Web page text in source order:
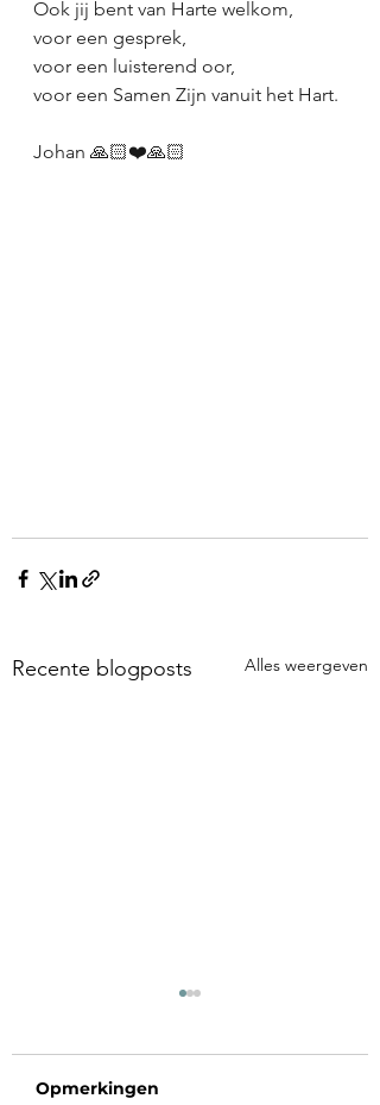
Ook jij bent van Harte welkom,
voor een gesprek,
voor een luisterend oor,
voor een Samen Zijn vanuit het Hart.
Johan 🙏🏻❤️🙏🏻
Recente blogposts Alles weergeven
Opmerkingen